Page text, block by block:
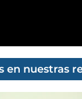
nuestras